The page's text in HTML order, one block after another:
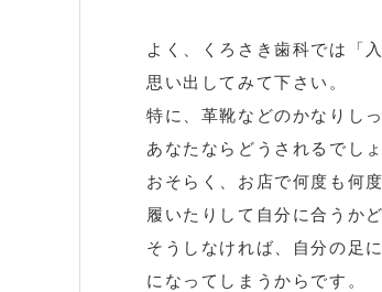
よく、くろさき歯科では「
思い出してみて下さい。
特に、革靴などのかなりし
あなたならどうされるでし
おそらく、お店で何度も何
履いたりして自分に合うか
そうしなければ、自分の足
になってしまうからです。